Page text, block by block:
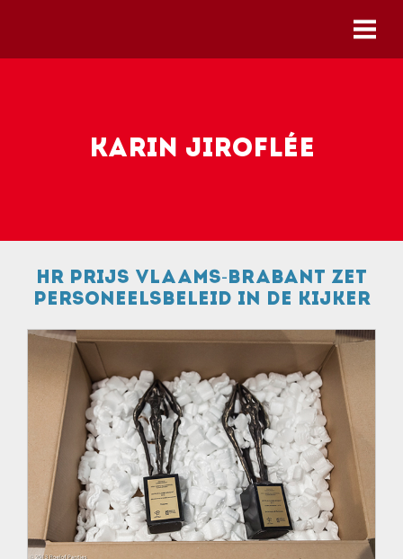
Karin Jiroflée
HR prijs Vlaams-Brabant zet
personeelsbeleid in de kijker